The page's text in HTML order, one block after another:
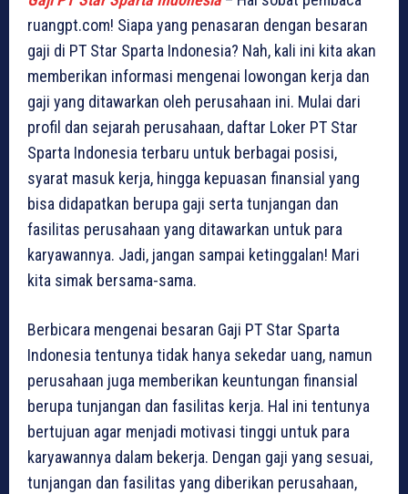
ruangpt.com! Siapa yang penasaran dengan besaran
gaji di PT Star Sparta Indonesia? Nah, kali ini kita akan
memberikan informasi mengenai lowongan kerja dan
gaji yang ditawarkan oleh perusahaan ini. Mulai dari
profil dan sejarah perusahaan, daftar Loker PT Star
Sparta Indonesia terbaru untuk berbagai posisi,
syarat masuk kerja, hingga kepuasan finansial yang
bisa didapatkan berupa gaji serta tunjangan dan
fasilitas perusahaan yang ditawarkan untuk para
karyawannya. Jadi, jangan sampai ketinggalan! Mari
kita simak bersama-sama.
Berbicara mengenai besaran Gaji PT Star Sparta
Indonesia tentunya tidak hanya sekedar uang, namun
perusahaan juga memberikan keuntungan finansial
berupa tunjangan dan fasilitas kerja. Hal ini tentunya
bertujuan agar menjadi motivasi tinggi untuk para
karyawannya dalam bekerja. Dengan gaji yang sesuai,
tunjangan dan fasilitas yang diberikan perusahaan,